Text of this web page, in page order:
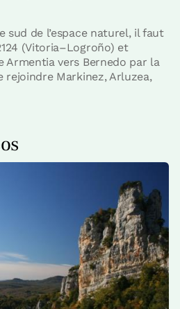
sud de l’espace naturel, il faut
(Vitoria–Logroño) et
Armentia vers Bernedo par la
rejoindre Markinez, Arluzea,